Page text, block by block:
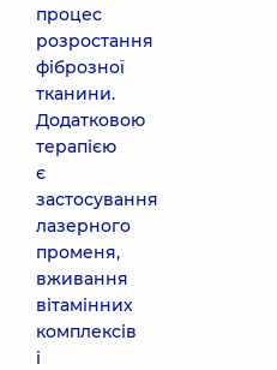
процес
розростання
фіброзної
тканини.
Додатковою
терапією
є
застосування
лазерного
променя,
вживання
вітамінних
комплексів
і